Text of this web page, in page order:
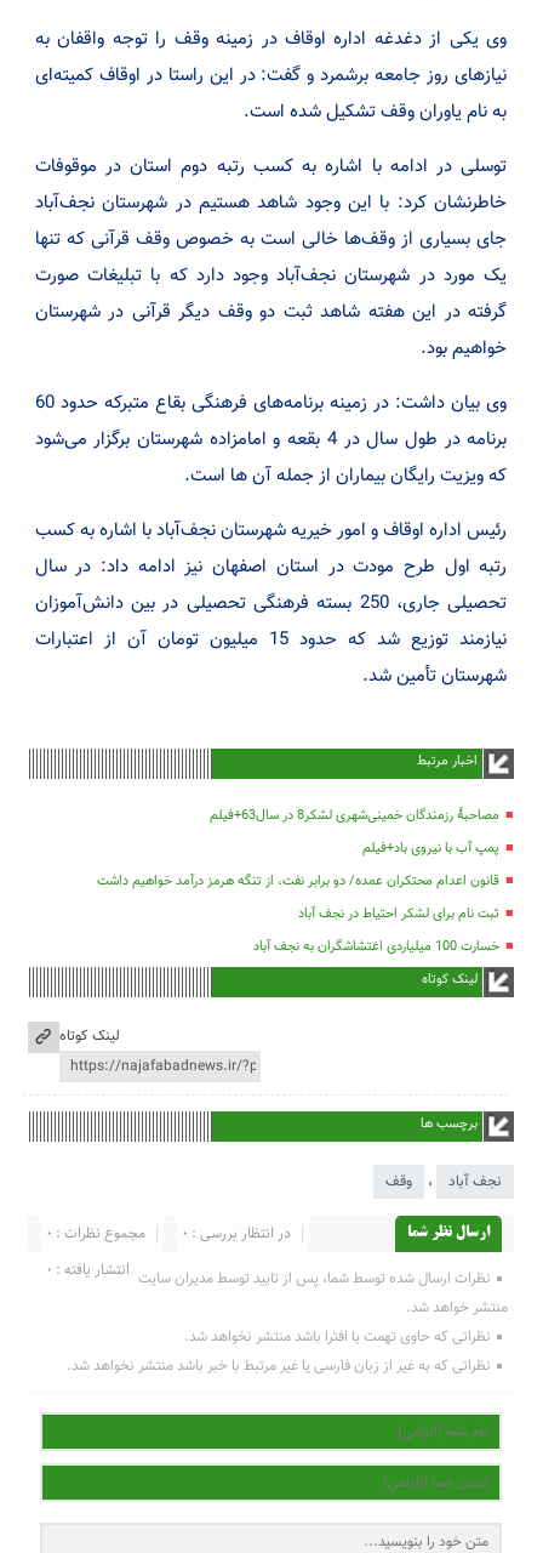
وی یکی از دغدغه اداره اوقاف در زمینه وقف را توجه واقفان به
نیازهای روز جامعه برشمرد و گفت: در این راستا در اوقاف کمیته‌ای
به نام یاوران وقف تشکیل شده است.
توسلی در ادامه با اشاره به کسب رتبه دوم استان در موقوفات
خاطرنشان کرد: با این وجود شاهد هستیم در شهرستان نجف‌آباد
جای بسیاری از وقف‌ها خالی است به‌ خصوص وقف قرآنی که تنها
یک مورد در شهرستان نجف‌آباد وجود دارد که با تبلیغات صورت
گرفته در این هفته شاهد ثبت دو وقف دیگر قرآنی در شهرستان
خواهیم بود.
وی بیان داشت: در زمینه برنامه‌های فرهنگی بقاع متبرکه حدود 60
برنامه در طول سال در 4 بقعه و امامزاده شهرستان برگزار می‌شود
که ویزیت رایگان بیماران از جمله آن ها است.
رئیس اداره اوقاف و امور خیریه شهرستان نجف‌آباد با اشاره به کسب
رتبه اول طرح مودت در استان اصفهان نیز ادامه داد: در سال
تحصیلی جاری، 250 بسته فرهنگی تحصیلی در بین دانش‌آموزان
نیازمند توزیع شد که حدود 15 میلیون تومان آن از اعتبارات
شهرستان تأمین شد.
اخبار مرتبط
مصاحبۀ رزمندگان خمینی‌شهری لشکر8 در سال63+فیلم
پمپ آب با نیروی باد+فیلم
قانون اعدام محتکران عمده/ دو برابر نفت، از تنگه هرمز درآمد خواهیم داشت
ثبت نام برای لشکر احتیاط در نجف آباد
خسارت 100 میلیاردی اغتشاشگران به نجف آباد
لینک کوتاه
لینک کوتاه
برچسب ها
نجف آباد ، وقف
ارسال نظر شما مجموع نظرات : 0
در انتظار بررسی : 0
انتشار یافته : 0 نظرات ارسال شده توسط شما، پس از تایید توسط مدیران سایت
منتشر خواهد شد.
نظراتی که حاوی تهمت یا افترا باشد منتشر نخواهد شد.
نظراتی که به غیر از زبان فارسی یا غیر مرتبط با خبر باشد منتشر نخواهد شد.